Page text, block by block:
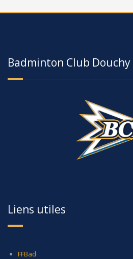
Badminton Club Douchy
Liens utiles
FFBad